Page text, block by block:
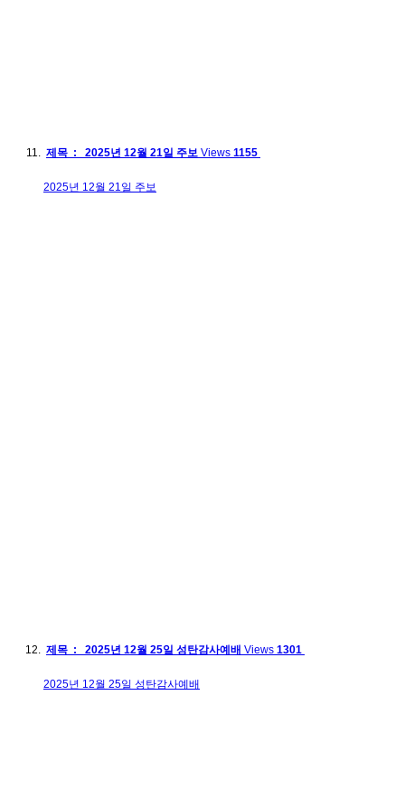
제목 : 2025년 12월 21일 주보 Views 1155
2025년 12월 21일 주보
제목 : 2025년 12월 25일 성탄감사예배 Views 1301
2025년 12월 25일 성탄감사예배